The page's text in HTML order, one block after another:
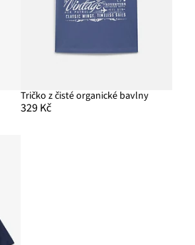
Tričko z čisté organické bavlny
329 Kč